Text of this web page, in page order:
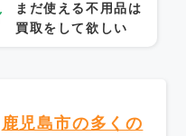
まだ使える不用品は
買取をして欲しい
鹿児島市の多くの